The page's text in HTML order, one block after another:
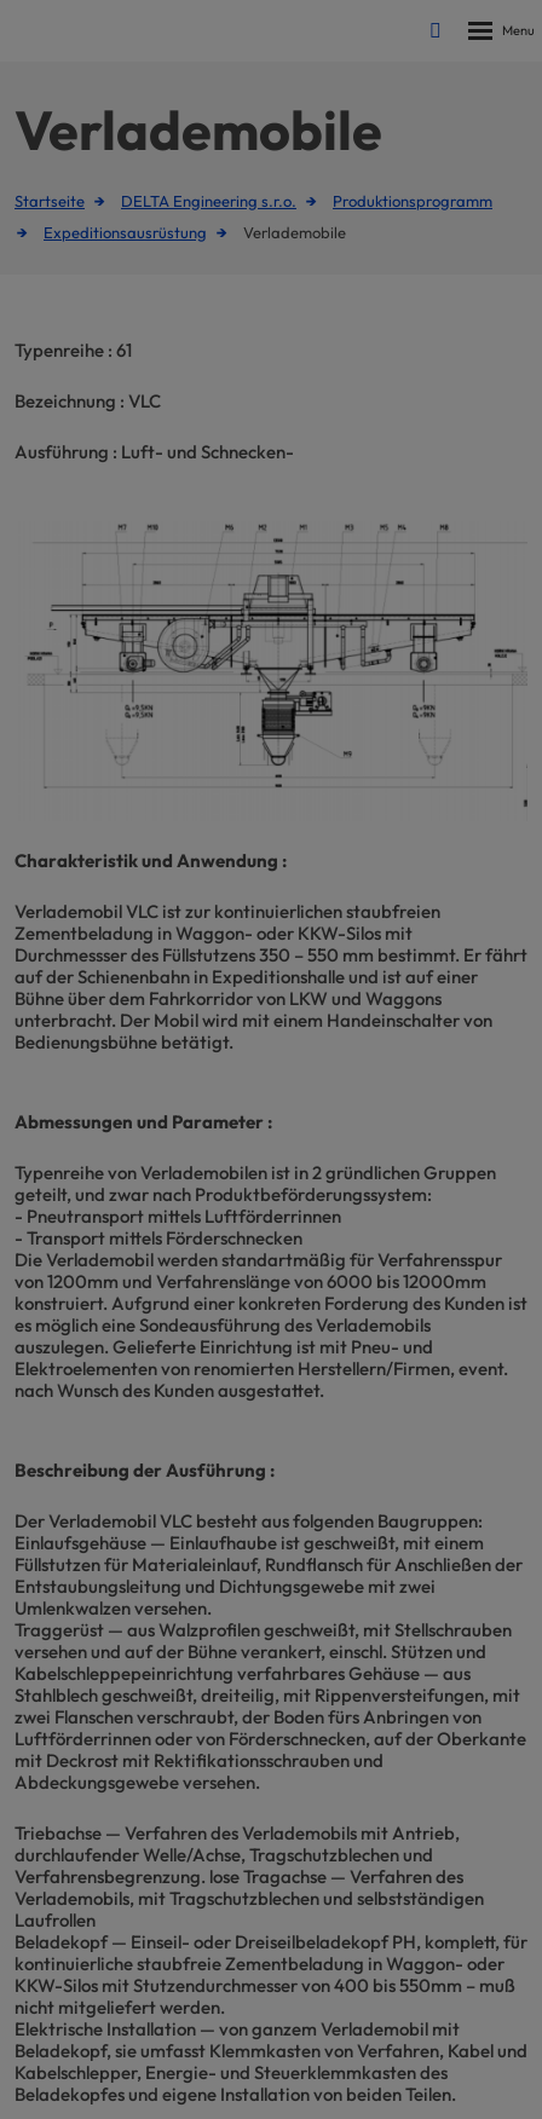
Vyhledávání
Verlademobile
Startseite DELTA Engineering s.r.o.
Produktionsprogramm
Expeditionsausrüstung
Verlademobile
Typenreihe : 61
Bezeichnung : VLC
Ausführung : Luft- und Schnecken-
Charakteristik und Anwendung :
Verlademobil VLC ist zur kontinuierlichen staubfreien
Zementbeladung in Waggon- oder KKW-Silos mit
Durchmessser des Füllstutzens 350 – 550 mm bestimmt. Er fährt
auf der Schienenbahn in Expeditionshalle und ist auf einer
Bühne über dem Fahrkorridor von LKW und Waggons
unterbracht. Der Mobil wird mit einem Handeinschalter von
Bedienungsbühne betätigt.
Abmessungen und Parameter :
Typenreihe von Verlademobilen ist in 2 gründlichen Gruppen
geteilt, und zwar nach Produktbeförderungssystem:
- Pneutransport mittels Luftförderrinnen
- Transport mittels Förderschnecken
Die Verlademobil werden standartmäßig für Verfahrensspur
von 1200mm und Verfahrenslänge von 6000 bis 12000mm
konstruiert. Aufgrund einer konkreten Forderung des Kunden ist
es möglich eine Sondeausführung des Verlademobils
auszulegen. Gelieferte Einrichtung ist mit Pneu- und
Elektroelementen von renomierten Herstellern/Firmen, event.
nach Wunsch des Kunden ausgestattet.
Beschreibung der Ausführung :
Der Verlademobil VLC besteht aus folgenden Baugruppen:
Einlaufsgehäuse — Einlaufhaube ist geschweißt, mit einem
Füllstutzen für Materialeinlauf, Rundflansch für Anschließen der
Entstaubungsleitung und Dichtungsgewebe mit zwei
Umlenkwalzen versehen.
Traggerüst — aus Walzprofilen geschweißt, mit Stellschrauben
versehen und auf der Bühne verankert, einschl. Stützen und
Kabelschleppepeinrichtung verfahrbares Gehäuse — aus
Stahlblech geschweißt, dreiteilig, mit Rippenversteifungen, mit
zwei Flanschen verschraubt, der Boden fürs Anbringen von
Luftförderrinnen oder von Förderschnecken, auf der Oberkante
mit Deckrost mit Rektifikationsschrauben und
Abdeckungsgewebe versehen.
Triebachse — Verfahren des Verlademobils mit Antrieb,
durchlaufender Welle/Achse, Tragschutzblechen und
Verfahrensbegrenzung. lose Tragachse — Verfahren des
Verlademobils, mit Tragschutzblechen und selbstständigen
Laufrollen
Beladekopf — Einseil- oder Dreiseilbeladekopf PH, komplett, für
kontinuierliche staubfreie Zementbeladung in Waggon- oder
KKW-Silos mit Stutzendurchmesser von 400 bis 550mm – muß
nicht mitgeliefert werden.
Elektrische Installation — von ganzem Verlademobil mit
Beladekopf, sie umfasst Klemmkasten von Verfahren, Kabel und
Kabelschlepper, Energie- und Steuerklemmkasten des
Beladekopfes und eigene Installation von beiden Teilen.